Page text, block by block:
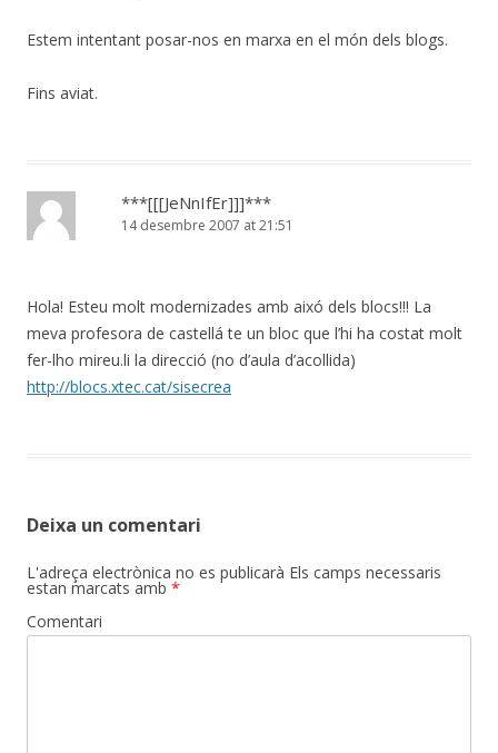
Estem intentant posar-nos en marxa en el món dels blogs.
Fins aviat.
***[[[JeNnIfEr]]]***
14 desembre 2007 at 21:51
Hola! Esteu molt modernizades amb aixó dels blocs!!! La
meva profesora de castellá te un bloc que l’hi ha costat molt
fer-lho mireu.li la direcció (no d’aula d’acollida)
http://blocs.xtec.cat/sisecrea
Deixa un comentari
L'adreça electrònica no es publicarà Els camps necessaris
estan marcats amb *
Comentari